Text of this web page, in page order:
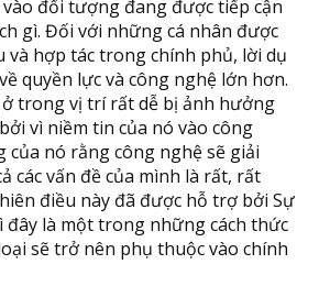
đối tượng đang được tiếp cận
gì. Đối với những cá nhân được
và hợp tác trong chính phủ, lời dụ
quyền lực và công nghệ lớn hơn.
trong vị trí rất dễ bị ảnh hưởng
vì niềm tin của nó vào công
của nó rằng công nghệ sẽ giải
các vấn đề của mình là rất, rất
điều này đã được hỗ trợ bởi Sự
đây là một trong những cách thức
sẽ trở nên phụ thuộc vào chính